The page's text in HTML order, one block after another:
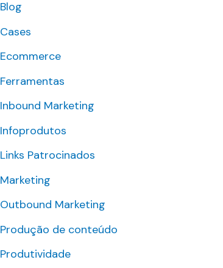
s
a
r
p
Blog
Cases
Ecommerce
Ferramentas
Inbound Marketing
Infoprodutos
Links Patrocinados
Marketing
Outbound Marketing
Produção de conteúdo
Produtividade